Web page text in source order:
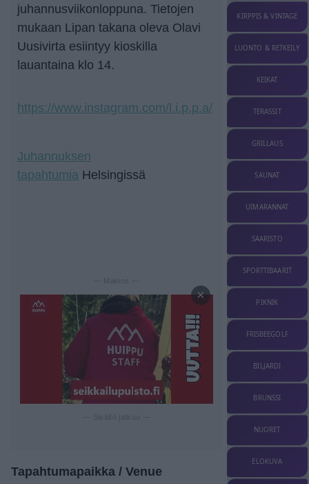
juhannusviikonloppuna. Tietojen
mukaan Lipan takana oleva Olavi
Uusivirta esiintyy kioskilla
lauantaina klo 14.
https://www.instagram.com/l.i.p.p.a/
Juhannuksen
tapahtumia Helsingissä
— Mainos —
×
Tapahtumapaikka / Venue
KIRPPIS & VINTAGE
LUONTO & RETKEILY
KEIKAT
TERASSIT
GRILLAUS
SAUNAT
UIMARANNAT
SAARISTO
SPORTTIBAARIT
PIKNIK
FRISBEEGOLF
BILJARDI
BRUNSSI
NUORET
ELOKUVA